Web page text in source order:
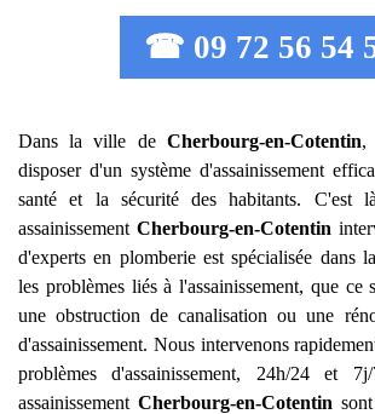
☎ 09 72 56 54
Dans la ville de Cherbourg-en-Cotentin,
disposer d'un système d'assainissement
santé et la sécurité des habitants. C'est
assainissement Cherbourg-en-Cotentin
d'experts en plomberie est spécialisée dans
les problèmes liés à l'assainissement, que ce
une obstruction de canalisation ou une
d'assainissement. Nous intervenons
problèmes d'assainissement, 24h/24 et
assainissementCherbourg-en-Cotentin